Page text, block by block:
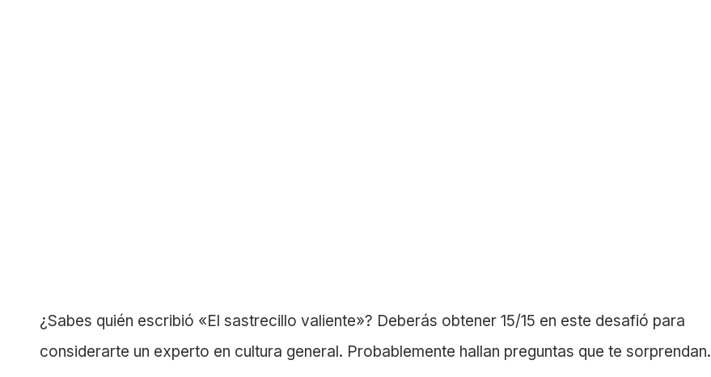
¿Sabes quién escribió «El sastrecillo valiente»? Deberás obtener 15/15 en este desafió para
considerarte un experto en cultura general. Probablemente hallan preguntas que te sorprendan.